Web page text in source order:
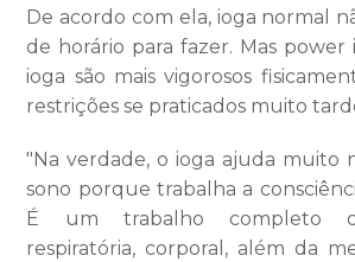
De acordo com ela, ioga normal
de horário para fazer. Mas power
ioga são mais vigorosos
restrições se praticados muito
"Na verdade, o ioga ajuda muito
sono porque trabalha a
É um trabalho completo
respiratória, corporal, além da